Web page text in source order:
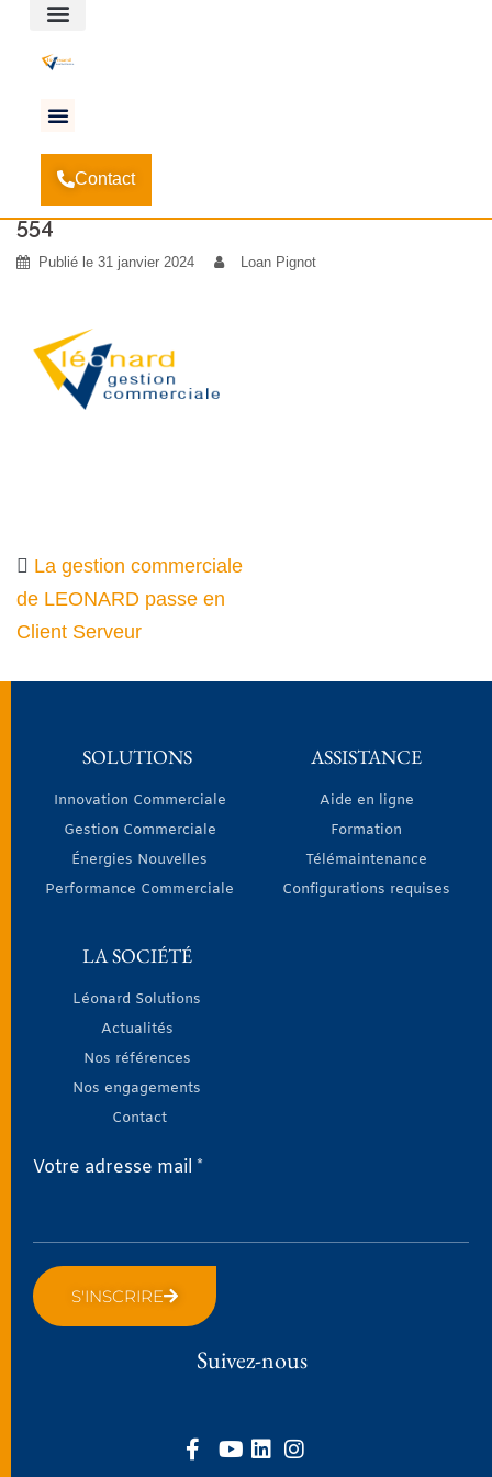
Contact
Accueil-La gestion commerciale de LEONARD
passe en Client Serveur
554
Publié le 31 janvier 2024 Loan Pignot
La gestion commerciale
de LEONARD passe en
Client Serveur
SOLUTIONS
Innovation Commerciale
Gestion Commerciale
Énergies Nouvelles
Performance Commerciale
ASSISTANCE
Aide en ligne
Formation
Télémaintenance
Configurations requises
LA SOCIÉTÉ
Léonard Solutions
Actualités
Nos références
Nos engagements
Contact
Votre adresse mail *
S'INSCRIRE
Suivez-nous